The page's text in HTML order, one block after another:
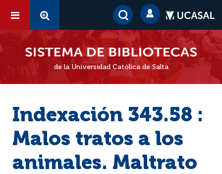
de la Universidad Católica de Salta
Indexación 343.58 :
Malos tratos a los
animales. Maltrato